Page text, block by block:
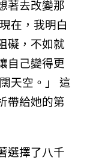
著去改變那
在，我明白
礙，不如就
自己變得更
天空。」 這
帶給她的第
選擇了八千